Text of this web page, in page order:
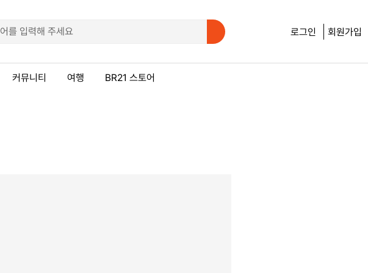
로그인 회원가입
커뮤니티 여행 BR21 스토어